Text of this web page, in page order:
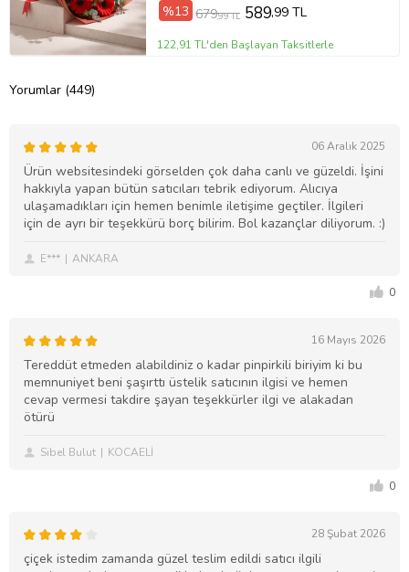
%13 679,99 TL 589,99 TL
122,91 TL'den Başlayan Taksitlerle
Yorumlar (449)
06 Aralık 2025
Ürün websitesindeki görselden çok daha canlı ve güzeldi. İşini
hakkıyla yapan bütün satıcıları tebrik ediyorum. Alıcıya
ulaşamadıkları için hemen benimle iletişime geçtiler. İlgileri
için de ayrı bir teşekkürü borç bilirim. Bol kazançlar diliyorum. :)
E*** ANKARA
0
16 Mayıs 2026
Tereddüt etmeden alabildiniz o kadar pinpirkili biriyim ki bu
memnuniyet beni şaşırttı üstelik satıcının ilgisi ve hemen
cevap vermesi takdire şayan teşekkürler ilgi ve alakadan
ötürü
Sibel Bulut KOCAELİ
0
28 Şubat 2026
çiçek istedim zamanda güzel teslim edildi satıcı ilgili